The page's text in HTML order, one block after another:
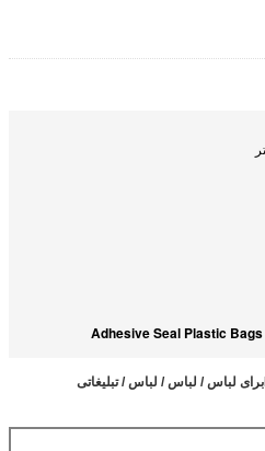
Adhesive Seal Plastic Bags
برای لباس / لباس / لباس / تبلیغاتی